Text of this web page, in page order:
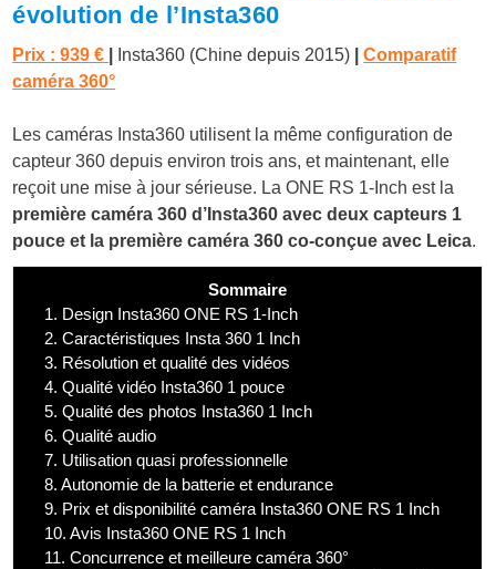
évolution de l’Insta360
Prix : 939 € Insta360 (Chine depuis 2015)
Comparatif
caméra 360°
Les caméras Insta360 utilisent la même configuration de
capteur 360 depuis environ trois ans, et maintenant, elle
reçoit une mise à jour sérieuse. La ONE RS 1-Inch est la
première caméra 360 d’Insta360 avec deux capteurs 1
pouce et la première caméra 360 co-conçue avec Leica.
Sommaire
1. Design Insta360 ONE RS 1-Inch
2. Caractéristiques Insta 360 1 Inch
3. Résolution et qualité des vidéos
4. Qualité vidéo Insta360 1 pouce
5. Qualité des photos Insta360 1 Inch
6. Qualité audio
7. Utilisation quasi professionnelle
8. Autonomie de la batterie et endurance
9. Prix et disponibilité caméra Insta360 ONE RS 1 Inch
10. Avis Insta360 ONE RS 1 Inch
11. Concurrence et meilleure caméra 360°